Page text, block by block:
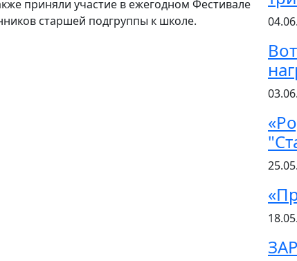
приняли участие в ежегодном Фестивале
старшей подгруппы к школе.